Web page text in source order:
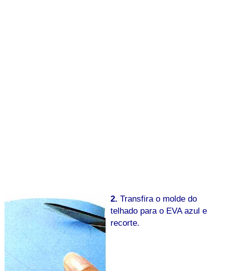
2. Transfira o molde do
telhado para o EVA azul e
recorte.